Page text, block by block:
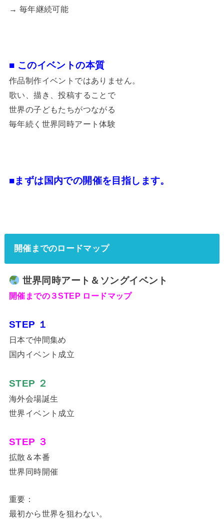
→ 毎年継続可能
■ このイベントの本質
作品制作イベントではありません。
歌い、描き、投稿することで
世界の子どもたちがつながる
毎年続く世界同時アート体験
■まずは国内での開催を目指します。
開催までのロードマップ
世界同時アート＆ソングイベント
開催までの３STEP ロードマップ
STEP １
日本で仲間集め
国内イベント成立
STEP ２
海外会場誕生
世界イベント成立
STEP ３
拡散＆本番
世界同時開催
重要：
最初から世界を狙わない。